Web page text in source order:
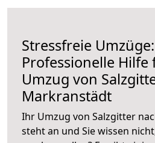
Stressfreie Umzüge:
Professionelle
Umzug von
Markranstädt
Ihr Umzug von Salzgitter
steht an und Sie wissen